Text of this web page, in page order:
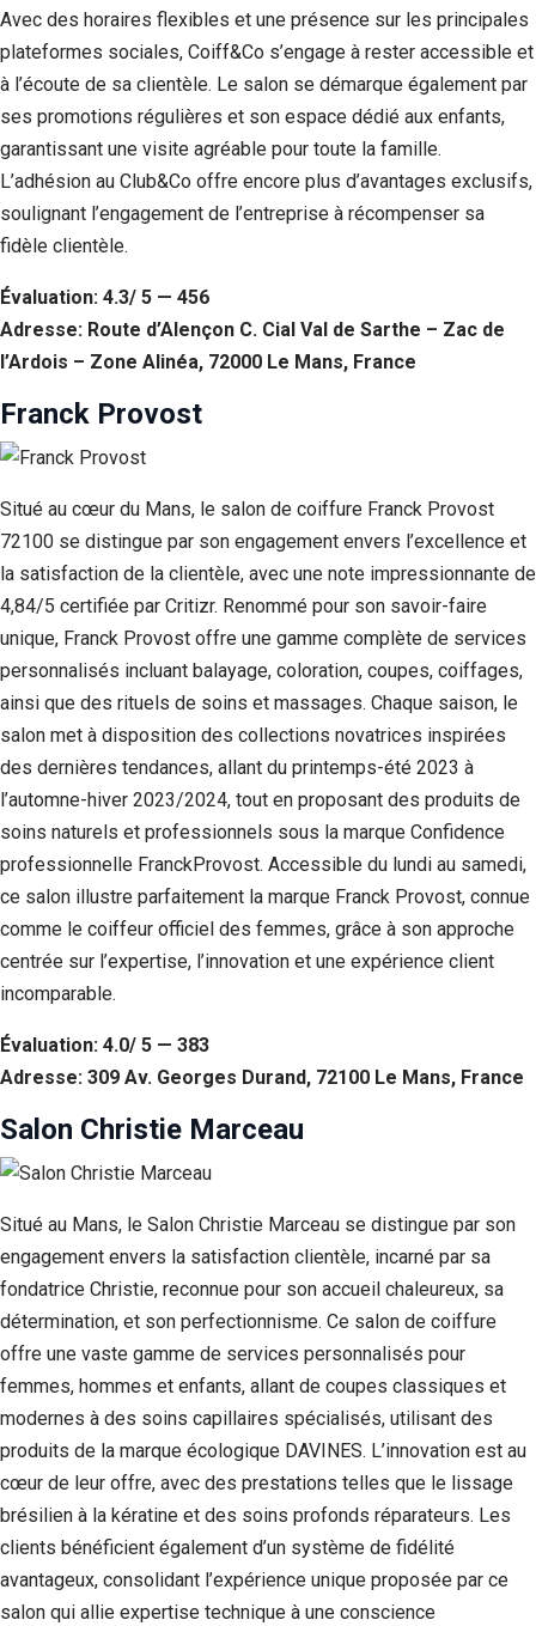
Avec des horaires flexibles et une présence sur les principales
plateformes sociales, Coiff&Co s’engage à rester accessible et
à l’écoute de sa clientèle. Le salon se démarque également par
ses promotions régulières et son espace dédié aux enfants,
garantissant une visite agréable pour toute la famille.
L’adhésion au Club&Co offre encore plus d’avantages exclusifs,
soulignant l’engagement de l’entreprise à récompenser sa
fidèle clientèle.
Évaluation: 4.3/ 5 — 456
Adresse: Route d’Alençon C. Cial Val de Sarthe – Zac de
l’Ardois – Zone Alinéa, 72000 Le Mans, France
Franck Provost
Situé au cœur du Mans, le salon de coiffure Franck Provost
72100 se distingue par son engagement envers l’excellence et
la satisfaction de la clientèle, avec une note impressionnante de
4,84/5 certifiée par Critizr. Renommé pour son savoir-faire
unique, Franck Provost offre une gamme complète de services
personnalisés incluant balayage, coloration, coupes, coiffages,
ainsi que des rituels de soins et massages. Chaque saison, le
salon met à disposition des collections novatrices inspirées
des dernières tendances, allant du printemps-été 2023 à
l’automne-hiver 2023/2024, tout en proposant des produits de
soins naturels et professionnels sous la marque Confidence
professionnelle FranckProvost. Accessible du lundi au samedi,
ce salon illustre parfaitement la marque Franck Provost, connue
comme le coiffeur officiel des femmes, grâce à son approche
centrée sur l’expertise, l’innovation et une expérience client
incomparable.
Évaluation: 4.0/ 5 — 383
Adresse: 309 Av. Georges Durand, 72100 Le Mans, France
Salon Christie Marceau
Situé au Mans, le Salon Christie Marceau se distingue par son
engagement envers la satisfaction clientèle, incarné par sa
fondatrice Christie, reconnue pour son accueil chaleureux, sa
détermination, et son perfectionnisme. Ce salon de coiffure
offre une vaste gamme de services personnalisés pour
femmes, hommes et enfants, allant de coupes classiques et
modernes à des soins capillaires spécialisés, utilisant des
produits de la marque écologique DAVINES. L’innovation est au
cœur de leur offre, avec des prestations telles que le lissage
brésilien à la kératine et des soins profonds réparateurs. Les
clients bénéficient également d’un système de fidélité
avantageux, consolidant l’expérience unique proposée par ce
salon qui allie expertise technique à une conscience